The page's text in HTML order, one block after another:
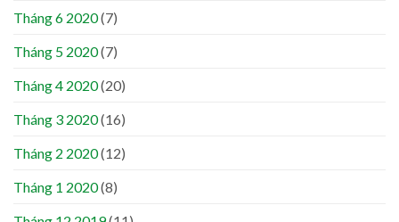
Tháng 6 2020(7)
Tháng 5 2020(7)
Tháng 4 2020(20)
Tháng 3 2020(16)
Tháng 2 2020(12)
Tháng 1 2020(8)